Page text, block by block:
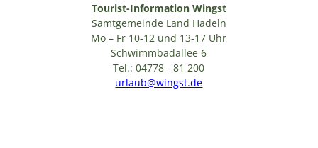
Tourist-Information Wingst
Samtgemeinde Land Hadeln
Mo – Fr 10-12 und 13-17 Uhr
Schwimmbadallee 6
Tel.: 04778 - 81 200
urlaub@wingst.de